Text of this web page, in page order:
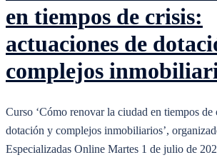
en tiempos de crisis:
actuaciones de
complejos
Curso ‘Cómo renovar la ciudad en tiempos de
dotación y complejos inmobiliarios’,
Especializadas Online Martes 1 de julio de